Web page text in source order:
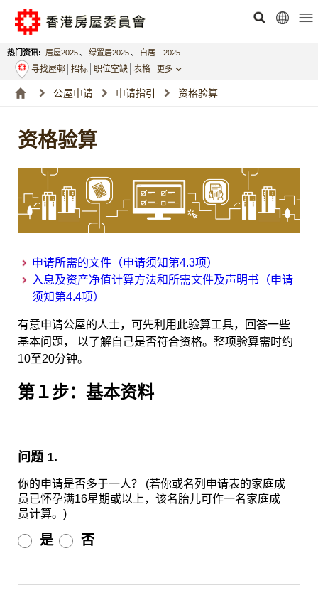
热门资讯: 居屋2025、 绿置居2025、 白居二2025
寻找屋邨 招标 职位空缺 表格 更多
公屋申请 申请指引 资格验算
资格验算
申请所需的文件（申请须知第4.3项）
入息及资产净值计算方法和所需文件及声明书（申请
须知第4.4项）
有意申请公屋的人士，可先利用此验算工具，回答一些
基本问题， 以了解自己是否符合资格。整项验算需时约
10至20分钟。
第１步：基本资料
问题 1.
你的申请是否多于一人？ (若你或名列申请表的家庭成
员已怀孕满16星期或以上，该名胎儿可作一名家庭成
员计算。)
是 否